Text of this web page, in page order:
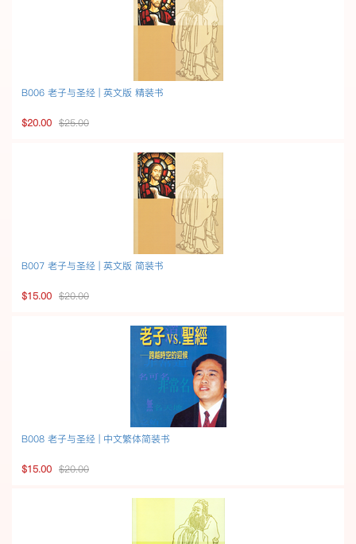
B006 老子与圣经 | 英文版 精装书
$20.00 $25.00
B007 老子与圣经 | 英文版 简装书
$15.00 $20.00
B008 老子与圣经 | 中文繁体简装书
$15.00 $20.00